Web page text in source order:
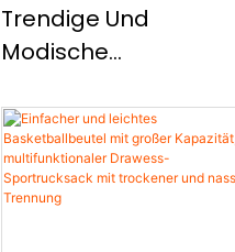
Trendige Und
Modische
Großer Kapazität,
Ungezwungene
Kurzstrecken-Reise-
Umhängetasche,